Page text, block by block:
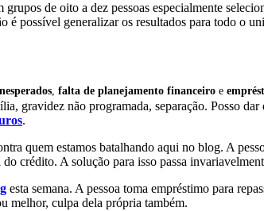
de oito a dez pessoas especialmente
é possível generalizar os resultados para todo o
, falta de planejamento financeiro e
gravidez não programada, separação. Posso
.
quem estamos batalhando aqui no blog. A
crédito. A solução para isso passa
esta semana. A pessoa toma empréstimo para
melhor, culpa dela própria também.